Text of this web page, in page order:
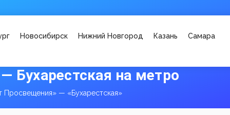
Новосибирск Нижний Новгород Казань Самара
Бухарестская на метро
Просвещения» — «Бухарестская»